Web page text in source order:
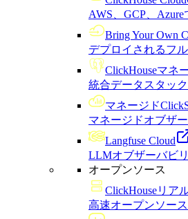
AWS、GCP、Azure
Bring Your Own
デプロイされるフ
ClickHouseマネ
統合データスタック
マネージド
マネージドオブザ
Langfuse Cloud
LLMオブザーバビ
オープンソース
ClickHouseリア
高速オープンソー